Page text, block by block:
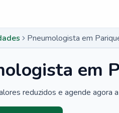
Pneumologista em
em
reduzidos e agende agora